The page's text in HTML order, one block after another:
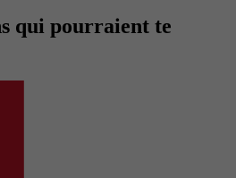
qui pourraient te